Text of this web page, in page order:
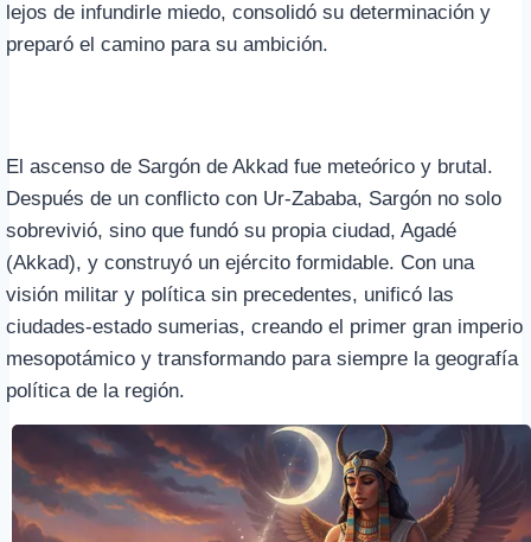
lejos de infundirle miedo, consolidó su determinación y
preparó el camino para su ambición.
El ascenso de Sargón de Akkad fue meteórico y brutal.
Después de un conflicto con Ur-Zababa, Sargón no solo
sobrevivió, sino que fundó su propia ciudad, Agadé
(Akkad), y construyó un ejército formidable. Con una
visión militar y política sin precedentes, unificó las
ciudades-estado sumerias, creando el primer gran imperio
mesopotámico y transformando para siempre la geografía
política de la región.